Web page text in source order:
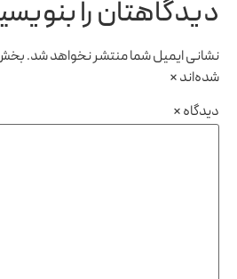
دیدگاهتان را
نشانی ایمیل شما منتشر نخواهد شد.
شده‌اند*
دیدگاه*